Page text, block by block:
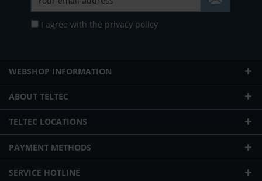
I agree with the privacy policy
WEBSHOP INFORMATION
ABOUT TELTEC
TELTEC LOCATIONS
PAYMENT METHODS
SERVICE HOTLINE